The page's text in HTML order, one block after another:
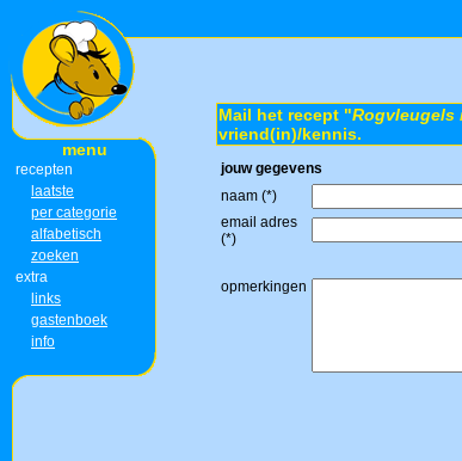
menu
recepten
laatste
per categorie
alfabetisch
zoeken
extra
links
gastenboek
info
Mail het recept "Rogvleugels
vriend(in)/kennis.
jouw gegevens
naam (*)
email adres
(*)
opmerkingen